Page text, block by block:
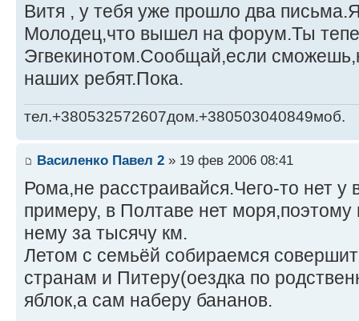
Витя , у тебя уже прошло два
Молодец,что вышел на форум.Ты
Эгвекинотом.Сообщай,если
наших ребят.Пока.
тел.+380532572607дом.+380503040849моб.
Василенко Павел 2 » 19 фев 2006 08:41
Рома,не расстраивайся.Чего-то нет у
примеру, в Полтаве нет моря,поэтому
нему за тысячу км.
Летом с семьёй собираемся
странам и Питеру(оездка по
яблок,а сам наберу бананов.